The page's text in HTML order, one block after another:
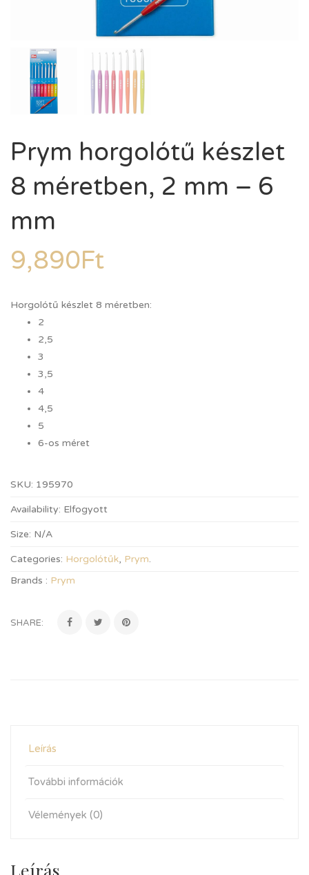
Prym horgolótű készlet
8 méretben, 2 mm – 6
mm
9,890Ft
Horgolótű készlet 8 méretben:
2
2,5
3
3,5
4
4,5
5
6-os méret
SKU: 195970
Availability: Elfogyott
Size: N/A
Categories: Horgolótűk, Prym.
Brands : Prym
SHARE:
Leírás
További információk
Vélemények (0)
Leírás